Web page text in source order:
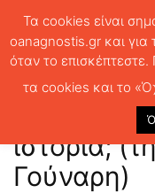
Γούναρη)
Μία
ιστορία;
Γούναρη)
Τα cookies είναι
oanagnostis.gr και για
όταν το
τα cookies και το